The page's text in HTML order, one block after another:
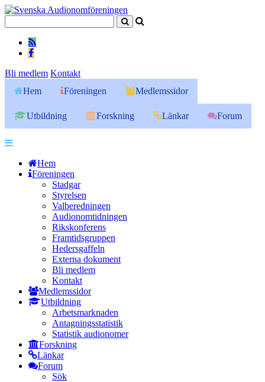
Bli medlem Kontakt
Hem
Föreningen Medlemssidor
Utbildning Forskning Länkar Forum
Hem
Föreningen
Stadgar
Styrelsen
Valberedningen
Audionomtidningen
Rikskonferens
Framtidsgruppen
Hedersgaffeln
Externa dokument
Bli medlem
Kontakt
Medlemssidor
Utbildning
Arbetsmarknaden
Antagningsstatistik
Statistik audionomer
Forskning
Länkar
Forum
Sök